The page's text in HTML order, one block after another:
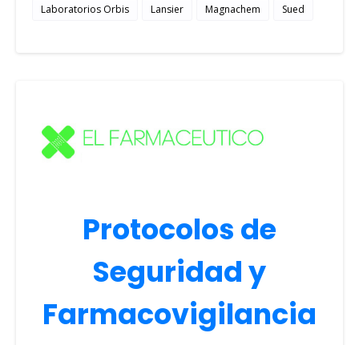
Laboratorios Orbis
Lansier Magnachem Sued
Protocolos de
Seguridad y
Farmacovigilancia